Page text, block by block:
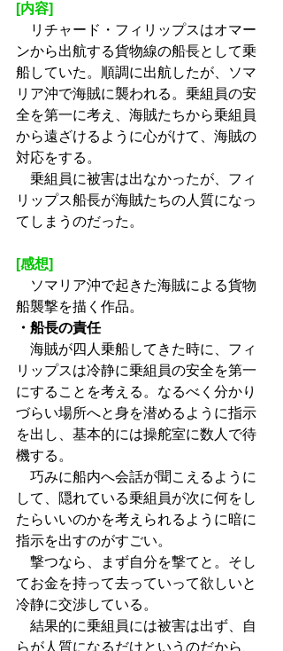
[内容]
リチャード・フィリップスはオマー
ンから出航する貨物線の船長として乗
船していた。順調に出航したが、ソマ
リア沖で海賊に襲われる。乗組員の安
全を第一に考え、海賊たちから乗組員
から遠ざけるように心がけて、海賊の
対応をする。
乗組員に被害は出なかったが、フィ
リップス船長が海賊たちの人質になっ
てしまうのだった。
[感想]
ソマリア沖で起きた海賊による貨物
船襲撃を描く作品。
・船長の責任
海賊が四人乗船してきた時に、フィ
リップスは冷静に乗組員の安全を第一
にすることを考える。なるべく分かり
づらい場所へと身を潜めるように指示
を出し、基本的には操舵室に数人で待
機する。
巧みに船内へ会話が聞こえるように
して、隠れている乗組員が次に何をし
たらいいのかを考えられるように暗に
指示を出すのがすごい。
撃つなら、まず自分を撃てと。そし
てお金を持って去っていって欲しいと
冷静に交渉している。
結果的に乗組員には被害は出ず、自
らが人質になるだけというのだから、